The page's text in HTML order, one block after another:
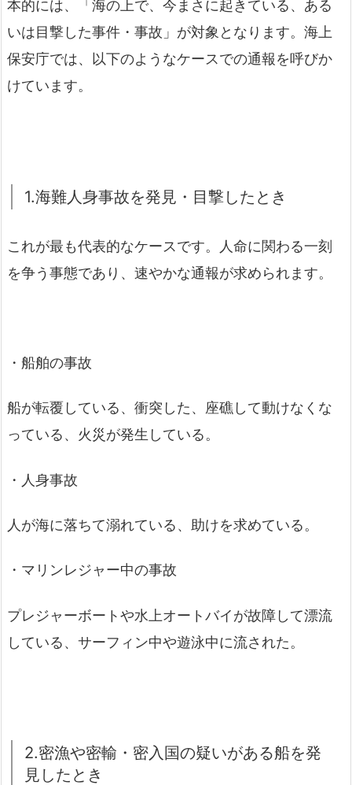
本的には、「海の上で、今まさに起きている、ある
いは目撃した事件・事故」が対象となります。海上
保安庁では、以下のようなケースでの通報を呼びか
けています。
1.海難人身事故を発見・目撃したとき
これが最も代表的なケースです。人命に関わる一刻
を争う事態であり、速やかな通報が求められます。
・船舶の事故
船が転覆している、衝突した、座礁して動けなくな
っている、火災が発生している。
・人身事故
人が海に落ちて溺れている、助けを求めている。
・マリンレジャー中の事故
プレジャーボートや水上オートバイが故障して漂流
している、サーフィン中や遊泳中に流された。
2.密漁や密輸・密入国の疑いがある船を発
見したとき